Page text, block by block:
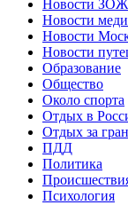
Новости ЗОЖ
Новости
Новости
Новости
Образование
Общество
Около спорта
Отдых в
Отдых за
ПДД
Политика
Психология